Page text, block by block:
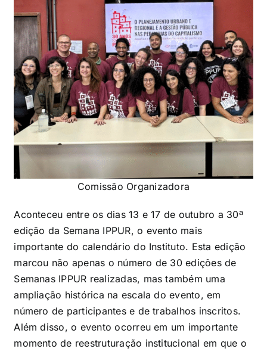
Comissão Organizadora
Aconteceu entre os dias 13 e 17 de outubro a 30ª
edição da Semana IPPUR, o evento mais
importante do calendário do Instituto. Esta edição
marcou não apenas o número de 30 edições de
Semanas IPPUR realizadas, mas também uma
ampliação histórica na escala do evento, em
número de participantes e de trabalhos inscritos.
Além disso, o evento ocorreu em um importante
momento de reestruturação institucional em que o